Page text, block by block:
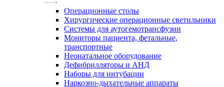
Операционные столы
Хирургические операционные светильники
Системы для аутогемотрансфузии
Мониторы пациента, фетальные,
транспортные
Неонатальное оборудование
Дефибрилляторы и АНД
Наборы для интубации
Наркозно-дыхательные аппараты